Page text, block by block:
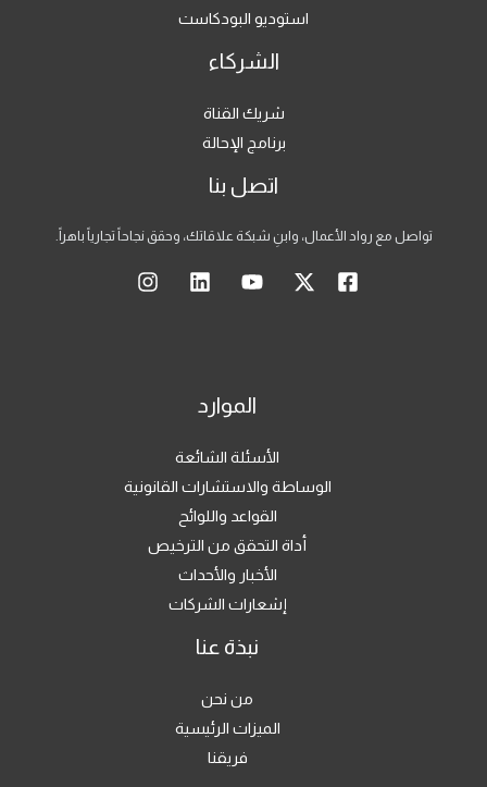
استوديو البودكاست
الشركاء
شريك القناة
برنامج الإحالة
اتصل بنا
تواصل مع رواد الأعمال، وابنِ شبكة علاقاتك، وحقق نجاحاً تجارياً باهراً.
الموارد
الأسئلة الشائعة
الوساطة والاستشارات القانونية
القواعد واللوائح
أداة التحقق من الترخيص
الأخبار والأحداث
إشعارات الشركات
نبذة عنا
من نحن
الميزات الرئيسية
فريقنا